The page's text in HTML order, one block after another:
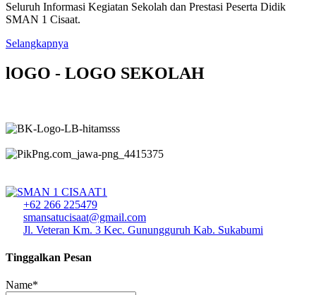
Seluruh Informasi Kegiatan Sekolah dan Prestasi Peserta Didik
SMAN 1 Cisaat.
Selangkapnya
lOGO - LOGO SEKOLAH
+62 266 225479
smansatucisaat@gmail.com
Jl. Veteran Km. 3 Kec. Gunungguruh Kab. Sukabumi
Tinggalkan Pesan
Name*